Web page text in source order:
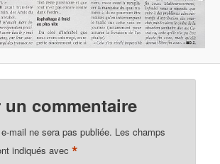
un commentaire
mail ne sera pas publiée. Les champs
indiqués avec*